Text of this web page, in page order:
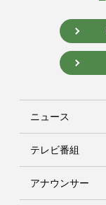
ニュース
テレビ番組
アナウンサー